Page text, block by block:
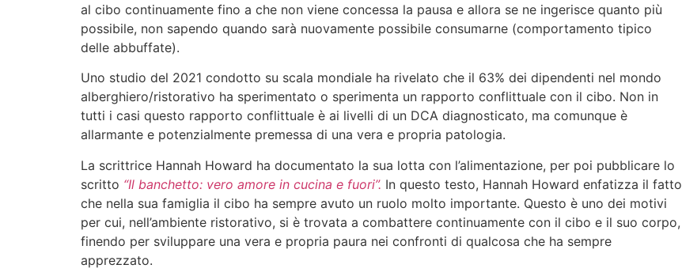
al cibo continuamente fino a che non viene concessa la pausa e allora se ne ingerisce quanto più
possibile, non sapendo quando sarà nuovamente possibile consumarne (comportamento tipico
delle abbuffate).
Uno studio del 2021 condotto su scala mondiale ha rivelato che il 63% dei dipendenti nel mondo
alberghiero/ristorativo ha sperimentato o sperimenta un rapporto conflittuale con il cibo. Non in
tutti i casi questo rapporto conflittuale è ai livelli di un DCA diagnosticato, ma comunque è
allarmante e potenzialmente premessa di una vera e propria patologia.
La scrittrice Hannah Howard ha documentato la sua lotta con l’alimentazione, per poi pubblicare lo
scritto “Il banchetto: vero amore in cucina e fuori”. In questo testo, Hannah Howard enfatizza il fatto
che nella sua famiglia il cibo ha sempre avuto un ruolo molto importante. Questo è uno dei motivi
per cui, nell’ambiente ristorativo, si è trovata a combattere continuamente con il cibo e il suo corpo,
finendo per sviluppare una vera e propria paura nei confronti di qualcosa che ha sempre
apprezzato.